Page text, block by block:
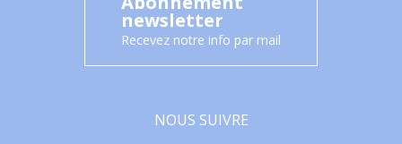
newsletter
Recevez notre info par mail
NOUS SUIVRE